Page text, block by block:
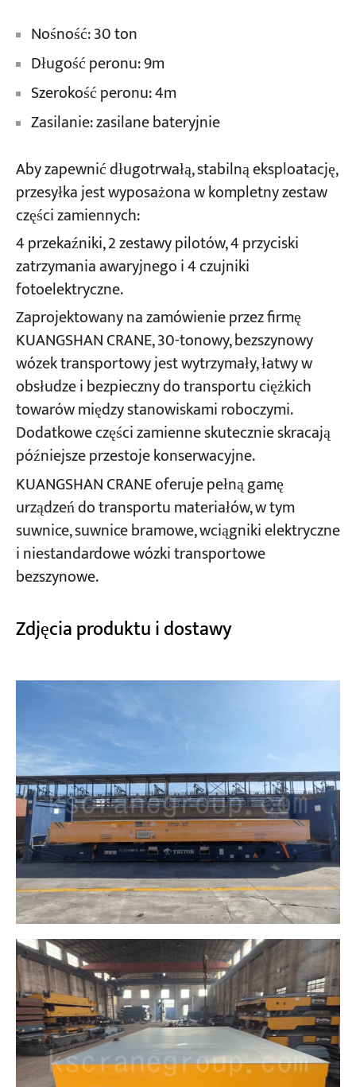
Nośność: 30 ton
Długość peronu: 9m
Szerokość peronu: 4m
Zasilanie: zasilane bateryjnie
Aby zapewnić długotrwałą, stabilną eksploatację,
przesyłka jest wyposażona w kompletny zestaw
części zamiennych:
4 przekaźniki, 2 zestawy pilotów, 4 przyciski
zatrzymania awaryjnego i 4 czujniki
fotoelektryczne.
Zaprojektowany na zamówienie przez firmę
KUANGSHAN CRANE, 30-tonowy, bezszynowy
wózek transportowy jest wytrzymały, łatwy w
obsłudze i bezpieczny do transportu ciężkich
towarów między stanowiskami roboczymi.
Dodatkowe części zamienne skutecznie skracają
późniejsze przestoje konserwacyjne.
KUANGSHAN CRANE oferuje pełną gamę
urządzeń do transportu materiałów, w tym
suwnice, suwnice bramowe, wciągniki elektryczne
i niestandardowe wózki transportowe
bezszynowe.
Zdjęcia produktu i dostawy